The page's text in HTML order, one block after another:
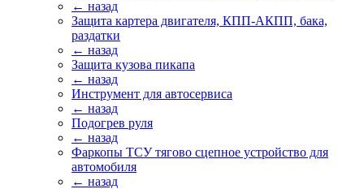
← назад
Защита картера двигателя, КПП-АКПП, бака,
раздатки
← назад
Защита кузова пикапа
← назад
Инструмент для автосервиса
← назад
Подогрев руля
← назад
Фаркопы ТСУ тягово сцепное устройство для
автомобиля
← назад